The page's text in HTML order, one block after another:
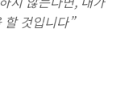
할 것입니다”